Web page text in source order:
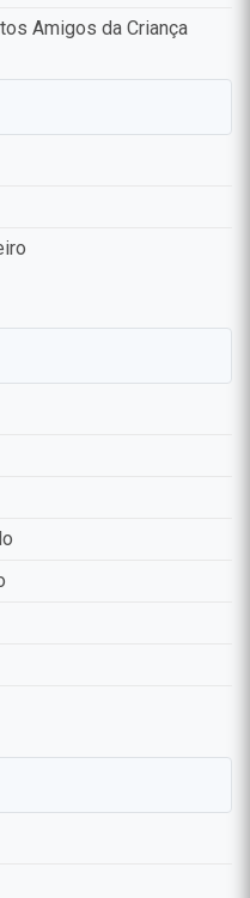
Amigos da Criança